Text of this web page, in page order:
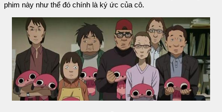
phim này như thể đó chính là ký ức của cô.